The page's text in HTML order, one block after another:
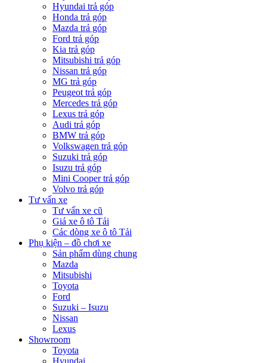
Hyundai trả góp
Honda trả góp
Mazda trả góp
Ford trả góp
Kia trả góp
Mitsubishi trả góp
Nissan trả góp
MG trả góp
Peugeot trả góp
Mercedes trả góp
Lexus trả góp
Audi trả góp
BMW trả góp
Volkswagen trả góp
Suzuki trả góp
Isuzu trả góp
Mini Cooper trả góp
Volvo trả góp
Tư vấn xe
Tư vấn xe cũ
Giá xe ô tô Tải
Các dòng xe ô tô Tải
Phụ kiện – đồ chơi xe
Sản phẩm dùng chung
Mazda
Mitsubishi
Toyota
Ford
Suzuki – Isuzu
Nissan
Lexus
Showroom
Toyota
Hyundai